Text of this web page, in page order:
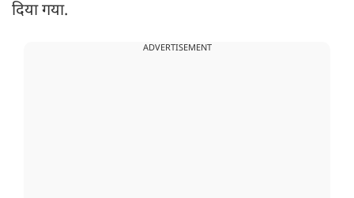
दिया गया.
ADVERTISEMENT